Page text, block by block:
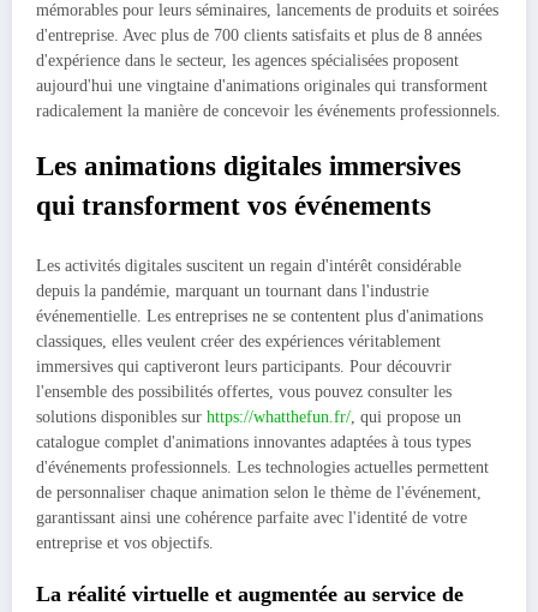
mémorables pour leurs séminaires, lancements de produits et soirées
d'entreprise. Avec plus de 700 clients satisfaits et plus de 8 années
d'expérience dans le secteur, les agences spécialisées proposent
aujourd'hui une vingtaine d'animations originales qui transforment
radicalement la manière de concevoir les événements professionnels.
Les animations digitales immersives
qui transforment vos événements
Les activités digitales suscitent un regain d'intérêt considérable
depuis la pandémie, marquant un tournant dans l'industrie
événementielle. Les entreprises ne se contentent plus d'animations
classiques, elles veulent créer des expériences véritablement
immersives qui captiveront leurs participants. Pour découvrir
l'ensemble des possibilités offertes, vous pouvez consulter les
solutions disponibles sur https://whatthefun.fr/ , qui propose un
catalogue complet d'animations innovantes adaptées à tous types
d'événements professionnels. Les technologies actuelles permettent
de personnaliser chaque animation selon le thème de l'événement,
garantissant ainsi une cohérence parfaite avec l'identité de votre
entreprise et vos objectifs.
La réalité virtuelle et augmentée au service de